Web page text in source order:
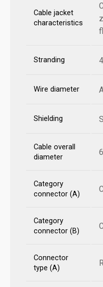
Cable jacket
characteristics
Stranding
Wire diameter
Shielding
Cable overall
diameter
Category
connector (A)
Category
connector (B)
Connector
type (A)